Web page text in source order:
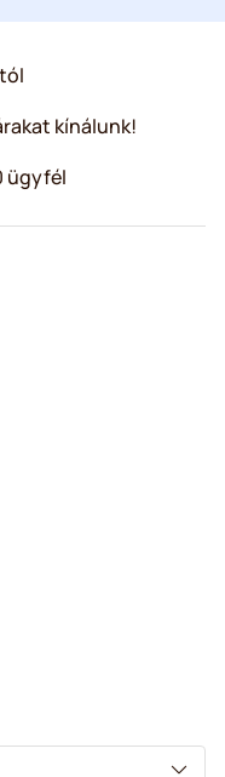
kínálunk!
ügyfél